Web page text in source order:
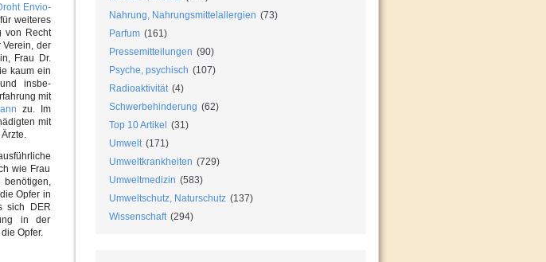
Envio-
weiteres
von Recht
der
Frau Dr.
kaum ein
insbe-
mit
zu. Im
mit
wie Frau
benötigen,
Opfer in
sich DER
in der
Opfer.
Nahrung, Nahrungsmittelallergien (73)
Parfum (161)
Pressemitteilungen (90)
Psyche, psychisch (107)
Radioaktivität (4)
Schwerbehinderung (62)
Top 10 Artikel
(31)
Umwelt (171)
Umweltkrankheiten (729)
Umweltmedizin (583)
Umweltschutz, Naturschutz (137)
Wissenschaft (294)